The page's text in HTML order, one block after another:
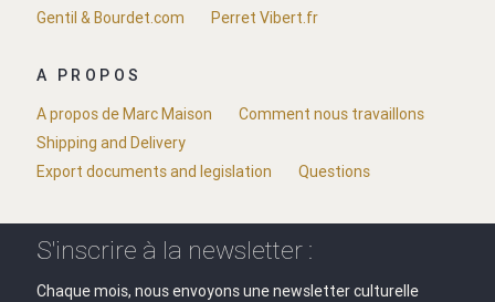
Gentil & Bourdet.com
Perret Vibert.fr
A PROPOS
A propos de Marc Maison
Comment nous travaillons
Shipping and Delivery
Export documents and legislation
Questions
S'inscrire à la newsletter :
Chaque mois, nous envoyons une newsletter culturelle